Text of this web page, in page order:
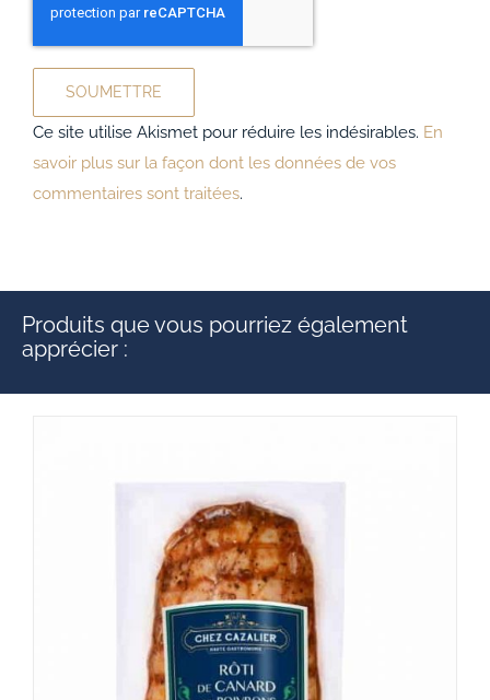
Ce site utilise Akismet pour réduire les indésirables. En
savoir plus sur la façon dont les données de vos
commentaires sont traitées.
Produits que vous pourriez également
apprécier :